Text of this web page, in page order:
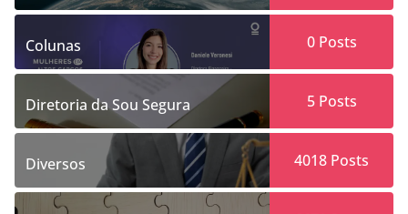
Colunas 0Posts
Diretoria da Sou Segura 5Posts
Diversos 4018 Posts